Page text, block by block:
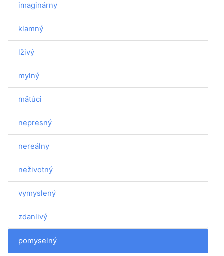
imaginárny
klamný
lživý
mylný
mätúci
nepresný
nereálny
neživotný
vymyslený
zdanlivý
pomyselný